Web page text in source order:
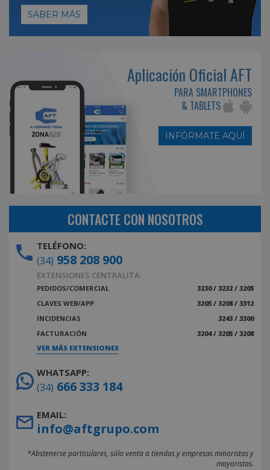
SABER MÁS
Aplicación Oficial AFT
PARA SMARTPHONES
& TABLETS
INFÓRMATE AQUÍ
CONTACTE CON NOSOTROS
TELÉFONO:
(34) 958 208 900
EXTENSIONES CENTRALITA:
PEDIDOS/COMERCIAL
3230 / 3232 / 3205
CLAVES WEB/APP
3205 / 3208 / 3312
INCIDENCIAS
3243 / 3300
FACTURACIÓN
3204 / 3205 / 3208
VER MÁS EXTENSIONES
WHATSAPP:
(34) 666 333 184
EMAIL:
info@aftgrupo.com
*Abstenerse particulares, sólo venta a tiendas y empresas minoristas y
mayoristas.